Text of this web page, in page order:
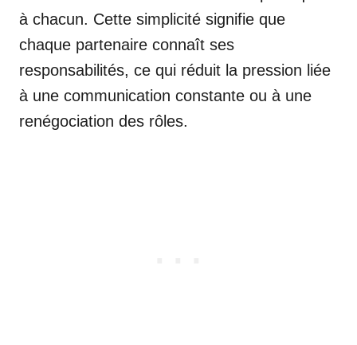
à chacun. Cette simplicité signifie que
chaque partenaire connaît ses
responsabilités, ce qui réduit la pression liée
à une communication constante ou à une
renégociation des rôles.